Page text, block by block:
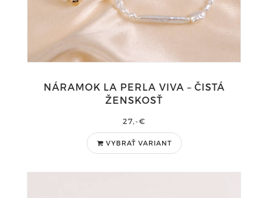
NÁRAMOK LA PERLA VIVA – ČISTÁ
ŽENSKOSŤ
27,-€
VYBRAŤ VARIANT